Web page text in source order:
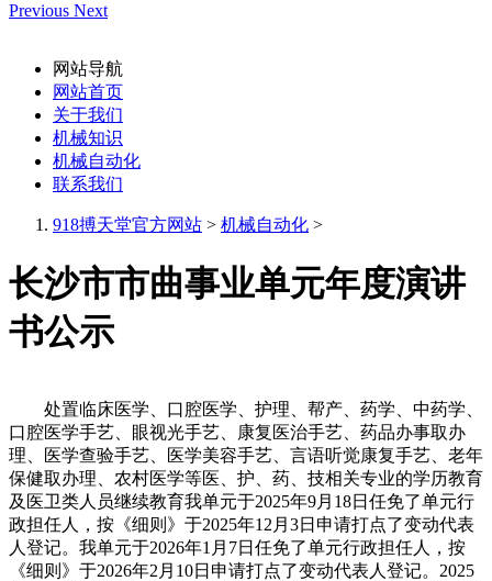
Previous Next
网站导航
网站首页
关于我们
机械知识
机械自动化
联系我们
918搏天堂官方网站 > 机械自动化 >
长沙市市曲事业单元年度演讲
书公示
处置临床医学、口腔医学、护理、帮产、药学、中药学、
口腔医学手艺、眼视光手艺、康复医治手艺、药品办事取办
理、医学查验手艺、医学美容手艺、言语听觉康复手艺、老年
保健取办理、农村医学等医、护、药、技相关专业的学历教育
及医卫类人员继续教育我单元于2025年9月18日任免了单元行
政担任人，按《细则》于2025年12月3日申请打点了变动代表
人登记。我单元于2026年1月7日任免了单元行政担任人，按
《细则》于2026年2月10日申请打点了变动代表人登记。2025